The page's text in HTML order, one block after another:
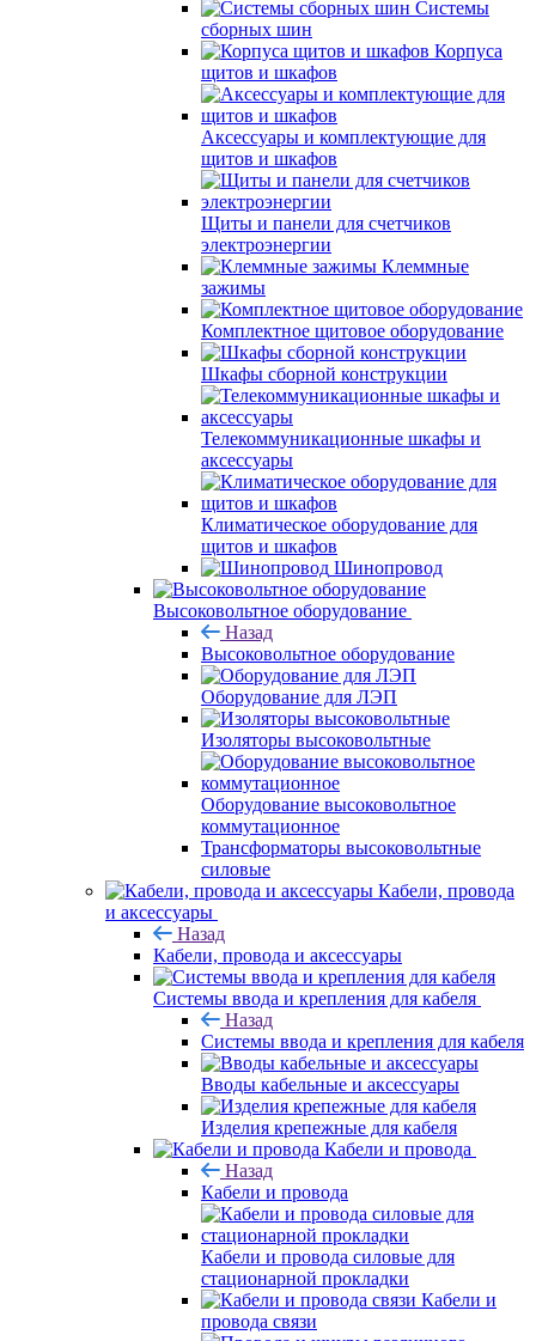
Системы
сборных шин
Корпуса
щитов и шкафов
Аксессуары и комплектующие для
щитов и шкафов
Щиты и панели для счетчиков
электроэнергии
Клеммные
зажимы
Комплектное щитовое оборудование
Шкафы сборной конструкции
Телекоммуникационные шкафы и
аксессуары
Климатическое оборудование для
щитов и шкафов
Шинопровод
Высоковольтное оборудование
Назад
Высоковольтное оборудование
Оборудование для ЛЭП
Изоляторы высоковольтные
Оборудование высоковольтное
коммутационное
Трансформаторы высоковольтные
силовые
Кабели, провода
и аксессуары
Назад
Кабели, провода и аксессуары
Системы ввода и крепления для кабеля
Назад
Системы ввода и крепления для кабеля
Вводы кабельные и аксессуары
Изделия крепежные для кабеля
Кабели и провода
Назад
Кабели и провода
Кабели и провода силовые для
стационарной прокладки
Кабели и
провода связи